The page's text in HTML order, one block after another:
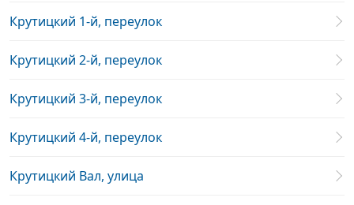
Крутицкий 1-й, переулок
Крутицкий 2-й, переулок
Крутицкий 3-й, переулок
Крутицкий 4-й, переулок
Крутицкий Вал, улица